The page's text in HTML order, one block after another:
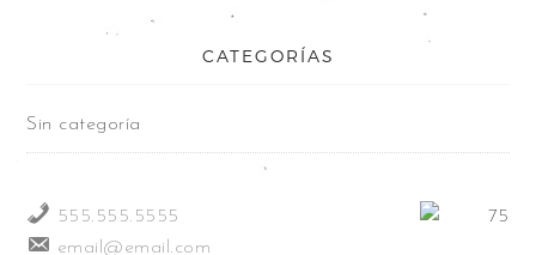
CATEGORÍAS
Sin categoría
555.555.5555
email@email.com